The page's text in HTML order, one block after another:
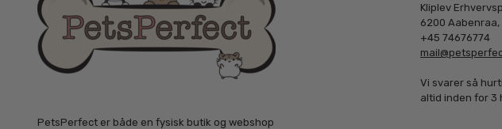
PetsPerfect er både en fysisk butik og webshop
Kliplev
6200 Aabenraa,
+45 74676774
Vi svarer så
altid inden for 3